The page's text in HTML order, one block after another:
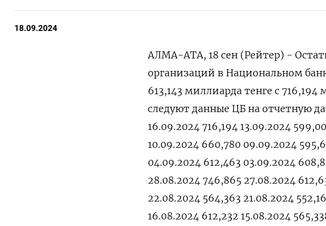
18.09.2024
АЛМА-АТА, 18 сен (Рейтер) -
организаций в Национальном
613,143 миллиарда тенге с
следуют данные ЦБ на отчетную
16.09.2024 716,194 13.09.2024
10.09.2024 660,780 09.09.2024
04.09.2024 612,463 03.09.2024
28.08.2024 746,865 27.08.2024
22.08.2024 564,363 21.08.2024
16.08.2024 612,232 15.08.2024